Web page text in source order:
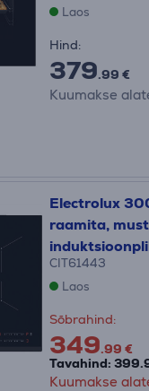
Laos
Hind:
379.99 €
Kuumakse
Electrolux
raamita,
CIT61443
Laos
Sõbrahind:
349.99 €
Tavahind:
Kuumakse